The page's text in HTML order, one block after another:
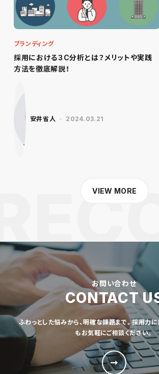
採用における３C分析とは？メリットや実践
方法を徹底解説！
ブランディング
安井省人 2024.03.21
VIEW MORE
お問い合わせ
CONTACT
ふわっとした悩みから、明確な課題まで。採用力に
もお気軽にご相談ください。